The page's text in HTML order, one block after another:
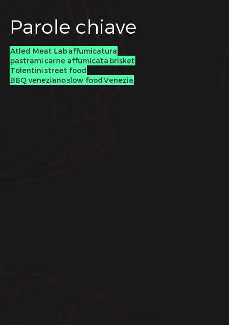
Parole chiave
Atled Meat Labaffumicatura
pastrami carne affumicata brisket
Tolentini street food
BBQ venezianoslow food Venezia